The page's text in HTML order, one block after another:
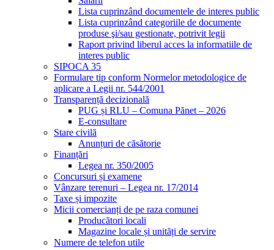
Lista cuprinzând documentele de interes public
Lista cuprinzând categoriile de documente
produse şi/sau gestionate, potrivit legii
Raport privind liberul acces la informatiile de
interes public
SIPOCA 35
Formulare tip conform Normelor metodologice de
aplicare a Legii nr. 544/2001
Transparență decizională
PUG și RLU – Comuna Pănet – 2026
E-consultare
Stare civilă
Anunțuri de căsătorie
Finanțări
Legea nr. 350/2005
Concursuri și examene
Vânzare terenuri – Legea nr. 17/2014
Taxe și impozite
Micii comercianți de pe raza comunei
Producători locali
Magazine locale și unități de servire
Numere de telefon utile